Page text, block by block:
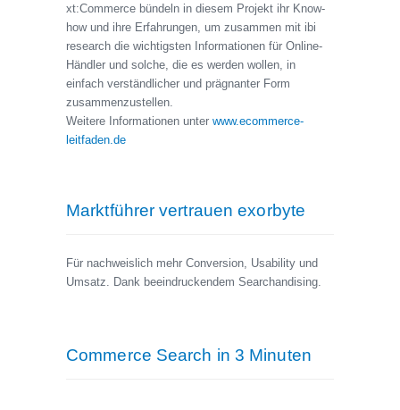
xt:Commerce bündeln in diesem Projekt ihr Know-
how und ihre Erfahrungen, um zusammen mit ibi
research die wichtigsten Informationen für Online-
Händler und solche, die es werden wollen, in
einfach verständlicher und prägnanter Form
zusammenzustellen.
Weitere Informationen unter www.ecommerce-
leitfaden.de
Marktführer vertrauen exorbyte
Für nachweislich mehr Conversion, Usability und
Umsatz. Dank beeindruckendem Searchandising.
Commerce Search in 3 Minuten